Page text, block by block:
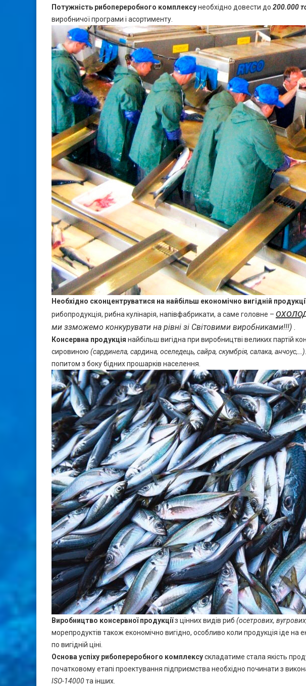
Потужність рибопереробного комплексунеобхідно довести до 200.000
виробничої програми і асортименту.
Необхідно сконцентруватися на найбільш економічно вигідній
рибопродукція, рибна кулінарія, напівфабрикати, а саме головне –
ми ззможемо конкурувати на рівні зі Світовими виробниками!!!) .
Консервна продукція найбільш вигідна при виробництві великих партій
сировиною (сардинела, сардина, оселедець, сайра, скумбрія, салака, анчоус,…).
попитом з боку бідних прошарків населення.
Виробництво консервної продукціїз цінних видів риб (осетрових,
морепродуктів також економічно вигідно, особливо коли продукція іде на
по вигідній ціні.
Основа успіху рибопереробного комплексускладатиме стала якість
початковому етапі проектування підприємства необхідно починати з
ISO-14000та інших.